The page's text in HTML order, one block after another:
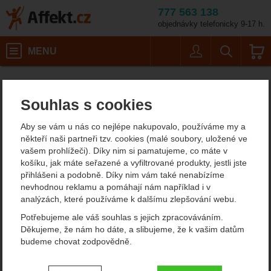
Souhlas s cookies
Aby se vám u nás co nejlépe nakupovalo, používáme my a
někteří naši partneři tzv. cookies (malé soubory, uložené ve
vašem prohlížeči). Díky nim si pamatujeme, co máte v
košíku, jak máte seřazené a vyfiltrované produkty, jestli jste
přihlášeni a podobně. Díky nim vám také nenabízíme
nevhodnou reklamu a pomáhají nám například i v
analýzách, které používáme k dalšímu zlepšování webu.
Potřebujeme ale váš souhlas s jejich zpracováváním.
Děkujeme, že nám ho dáte, a slibujeme, že k vašim datům
budeme chovat zodpovědně.
Nastavení souhlasů s kategoriemi
777 563 138
objednávky telefonicky 9-17 h.
MENU
Tendon Master 7.8
Complete Shield
Fotografie